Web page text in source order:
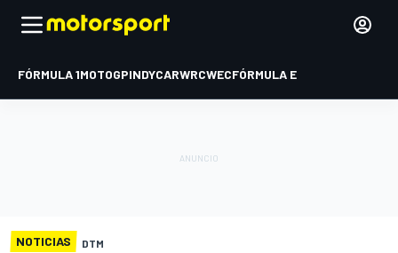
FÓRMULA 1MOTOGPINDYCARWRCWECFÓRMULA E
NOTICIAS DTM